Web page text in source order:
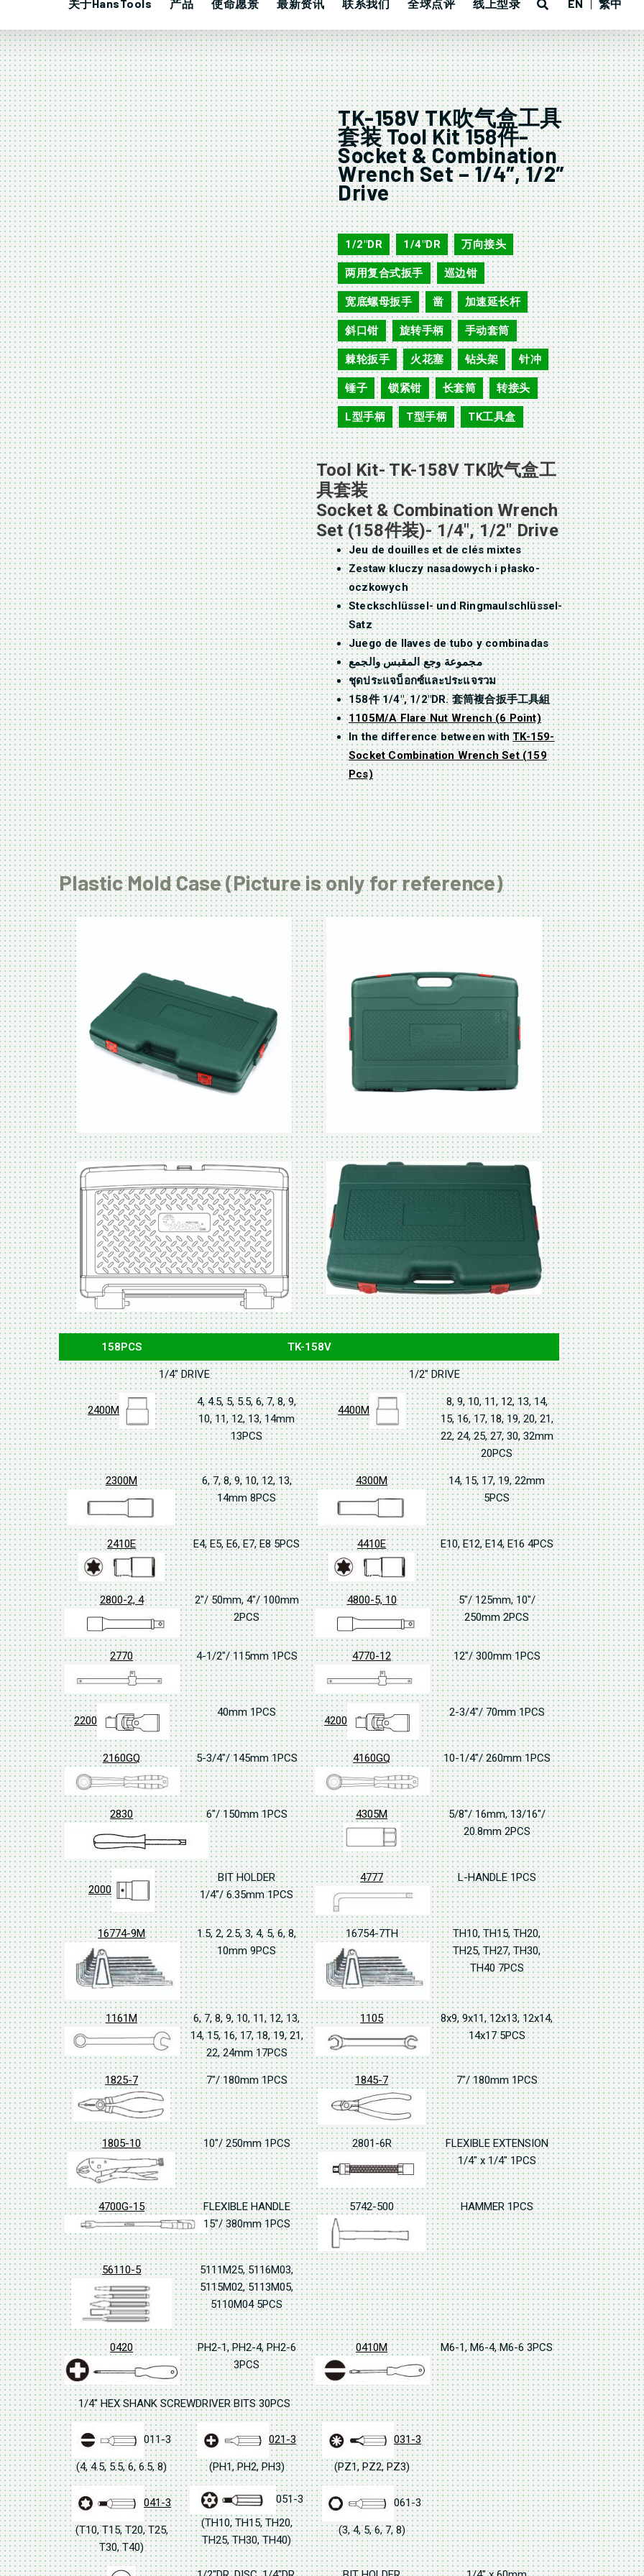
关于HansTools 产品 使命愿景 最新资讯 联系我们 全球点评 线上型录 EN 繁中
TK-158V TK吹气盒工具
套装 Tool Kit 158件-
Socket & Combination
Wrench Set – 1/4″, 1/2″
Drive
TK-158V
1/2"DR , 1/4"DR , 万向接头 ,
两用复合式扳手 , 巡边钳 ,
宽底螺母扳手 , 凿 , 加速延长杆 ,
斜口钳 , 旋转手柄 , 手动套筒 ,
棘轮扳手 , 火花塞 , 钻头架 , 针冲 ,
锤子 , 锁紧钳 , 长套筒 , 转接头 ,
L型手柄 , T型手柄 , TK工具盒
Tool Kit- TK-158V TK吹气盒工
具套装
Socket & Combination Wrench
Set (158件装)- 1/4″, 1/2″ Drive
Jeu de douilles et de clés mixtes
Zestaw kluczy nasadowych i płasko-
oczkowych
Steckschlüssel- und Ringmaulschlüssel-
Satz
Juego de llaves de tubo y combinadas
مجموعة وجع المقبس والجمع
ชุดประแจบ็อกซ์และประแจรวม
158件 1/4″, 1/2″DR. 套筒複合扳手工具組
1105M/A Flare Nut Wrench (6 Point)
In the difference between withTK-159-
Socket Combination Wrench Set (159
Pcs)
Plastic Mold Case (Picture is only for reference)
158PCS TK-158V
1/4" DRIVE 1/2" DRIVE
2400M
4, 4.5, 5, 5.5, 6, 7, 8, 9,
10, 11, 12, 13, 14mm
13PCS
4400M
8, 9, 10, 11, 12, 13, 14,
15, 16, 17, 18, 19, 20, 21,
22, 24, 25, 27, 30, 32mm
20PCS
2300M
6, 7, 8, 9, 10, 12, 13,
14mm 8PCS
4300M
14, 15, 17, 19, 22mm
5PCS
2410E E4, E5, E6, E7, E8 5PCS 4410E E10, E12, E14, E16 4PCS
2800-2, 4
2"/ 50mm, 4"/ 100mm
2PCS
4800-5, 10
5"/ 125mm, 10"/
250mm 2PCS
2770 4-1/2"/ 115mm 1PCS 4770-12 12"/ 300mm 1PCS
2200
40mm 1PCS
4200
2-3/4"/ 70mm 1PCS
2160GQ 5-3/4"/ 145mm 1PCS 4160GQ 10-1/4"/ 260mm 1PCS
2830 6"/ 150mm 1PCS 4305M
5/8"/ 16mm, 13/16"/
20.8mm 2PCS
2000
BIT HOLDER
1/4"/ 6.35mm 1PCS
4777 L-HANDLE 1PCS
16774-9M
1.5, 2, 2.5, 3, 4, 5, 6, 8,
10mm 9PCS
16754-7TH
TH10, TH15, TH20,
TH25, TH27, TH30,
TH40 7PCS
1161M
6, 7, 8, 9, 10, 11, 12, 13,
14, 15, 16, 17, 18, 19, 21,
22, 24mm 17PCS
1105
8x9, 9x11, 12x13, 12x14,
14x17 5PCS
1825-7 7"/ 180mm 1PCS 1845-7 7"/ 180mm 1PCS
1805-10 10"/ 250mm 1PCS 2801-6R
FLEXIBLE EXTENSION
1/4" x 1/4" 1PCS
4700G-15
FLEXIBLE HANDLE
15"/ 380mm 1PCS
5742-500 HAMMER 1PCS
56110-5
5111M25, 5116M03,
5115M02, 5113M05,
5110M04 5PCS
0420
PH2-1, PH2-4, PH2-6
3PCS
0410M M6-1, M6-4, M6-6 3PCS
1/4" HEX SHANK SCREWDRIVER BITS 30PCS
011-3
(4, 4.5, 5.5, 6, 6.5, 8)
021-3
(PH1, PH2, PH3)
031-3
(PZ1, PZ2, PZ3)
041-3
(T10, T15, T20, T25,
T30, T40)
051-3
(TH10, TH15, TH20,
TH25, TH30, TH40)
061-3
(3, 4, 5, 6, 7, 8)